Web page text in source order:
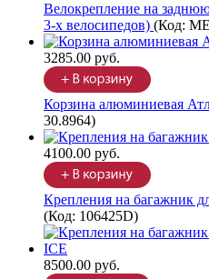
Велокрепление на
3-х велосипедов) (Код:
3285.00 руб.
Корзина алюминиевая
30.8964)
4100.00 руб.
Крепления на багажник
(Код: 106425D)
8500.00 руб.